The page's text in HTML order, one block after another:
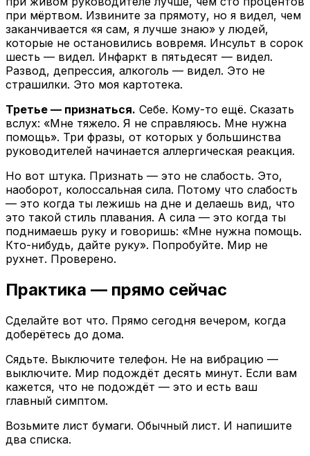
при мёртвом. Извините за прямоту, но я видел, чем
заканчивается «я сам, я лучше знаю» у людей,
которые не остановились вовремя. Инсульт в сорок
шесть — видел. Инфаркт в пятьдесят — видел.
Развод, депрессия, алкоголь — видел. Это не
страшилки. Это моя картотека.
Третье — признаться. Себе. Кому-то ещё. Сказать
вслух: «Мне тяжело. Я не справляюсь. Мне нужна
помощь». Три фразы, от которых у большинства
руководителей начинается аллергическая реакция.
Но вот штука. Признать — это не слабость. Это,
наоборот, колоссальная сила. Потому что слабость
— это когда ты лежишь на дне и делаешь вид, что
это такой стиль плавания. А сила — это когда ты
поднимаешь руку и говоришь: «Мне нужна помощь.
Кто-нибудь, дайте руку». Попробуйте. Мир не
рухнет. Проверено.
Практика — прямо сейчас
Сделайте вот что. Прямо сегодня вечером, когда
доберётесь до дома.
Сядьте. Выключите телефон. Не на вибрацию —
выключите. Мир подождёт десять минут. Если вам
кажется, что не подождёт — это и есть ваш
главный симптом.
Возьмите лист бумаги. Обычный лист. И напишите
два списка.